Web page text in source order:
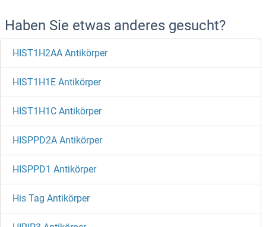
Haben Sie etwas anderes gesucht?
HIST1H2AA Antikörper
HIST1H1E Antikörper
HIST1H1C Antikörper
HISPPD2A Antikörper
HISPPD1 Antikörper
His Tag Antikörper